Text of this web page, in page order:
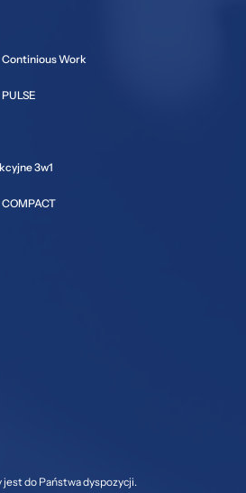
Work
3w1
jest do Państwa dyspozycji.